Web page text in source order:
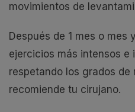
movimientos de
Después de 1 mes o mes
ejercicios más intensos e
respetando los grados de
recomiende tu cirujano.